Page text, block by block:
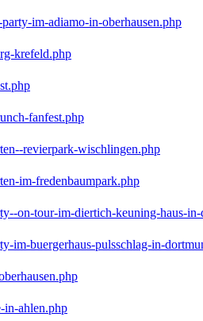
im-adiamo-in-oberhausen.php
krefeld.php
fanfest.php
revierpark-wischlingen.php
im-fredenbaumpark.php
on-tour-im-diertich-keuning-haus-
im-buergerhaus-pulsschlag-in-
in-ahlen.php